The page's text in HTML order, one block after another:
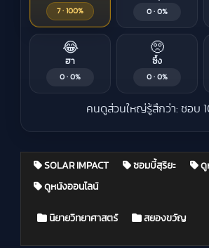
7 · 100% 0 · 0%
😂
ฮา
0 · 0%
🥺
ซึ้ง
0 · 0%
คนดูส่วนใหญ่รู้สึกว่า: ชอบ
SOLAR IMPACT ซอมบี้สุริยะ ดู
ดูหนังออนไลน์
Posted in
นิยายวิทยาศาสตร์ สยองขวัญ